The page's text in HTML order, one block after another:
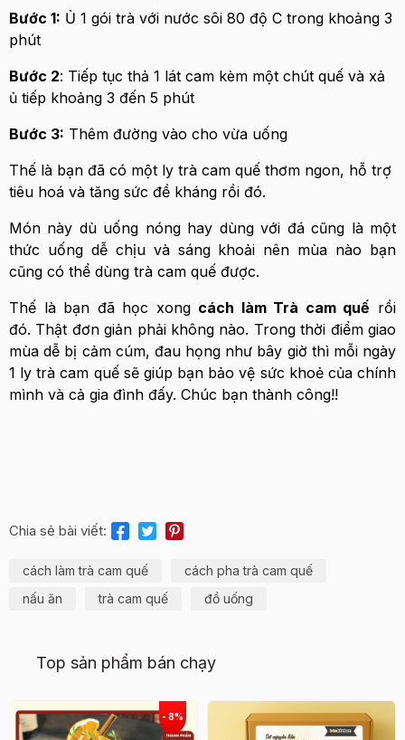
Bước 1: Ủ 1 gói trà với nước sôi 80 độ C trong khoảng 3
phút
Bước 2: Tiếp tục thả 1 lát cam kèm một chút quế và xả
ủ tiếp khoảng 3 đến 5 phút
Bước 3: Thêm đường vào cho vừa uống
Thế là bạn đã có một ly trà cam quế thơm ngon, hỗ trợ
tiêu hoá và tăng sức đề kháng rồi đó.
Món này dù uống nóng hay dùng với đá cũng là một
thức uống dễ chịu và sáng khoải nên mùa nào bạn
cũng có thể dùng trà cam quế được.
Thế là bạn đã học xong cách làm Trà cam quế rồi
đó. Thật đơn giản phải không nào. Trong thời điểm giao
mùa dễ bị cảm cúm, đau họng như bây giờ thì mỗi ngày
1 ly trà cam quế sẽ giúp bạn bảo vệ sức khoẻ của chính
mình và cả gia đình đấy. Chúc bạn thành công!!
Chia sẻ bài viết:
cách làm trà cam quế
cách pha trà cam quế
nấu ăn
trà cam quế đồ uống
Top sản phẩm bán chạy